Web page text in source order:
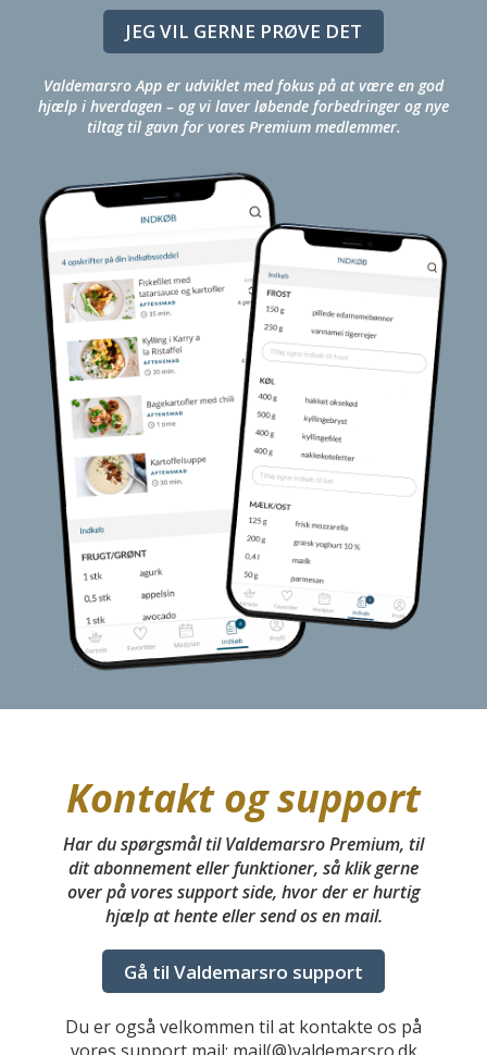
JEG VIL GERNE PRØVE DET
Valdemarsro App er udviklet med fokus på at være en god
hjælp i hverdagen – og vi laver løbende forbedringer og nye
tiltag til gavn for vores Premium medlemmer.
Kontakt og support
Har du spørgsmål til Valdemarsro Premium, til
dit abonnement eller funktioner, så klik gerne
over på vores support side, hvor der er hurtig
hjælp at hente eller send os en mail.
Gå til Valdemarsro support
Du er også velkommen til at kontakte os på